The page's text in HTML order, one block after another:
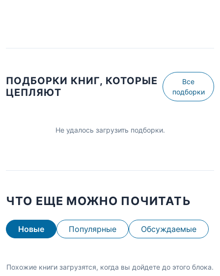
ПОДБОРКИ КНИГ, КОТОРЫЕ
ЦЕПЛЯЮТ
Все
подборки
Не удалось загрузить подборки.
ЧТО ЕЩЕ МОЖНО ПОЧИТАТЬ
Новые Популярные Обсуждаемые
Похожие книги загрузятся, когда вы дойдете до этого блока.